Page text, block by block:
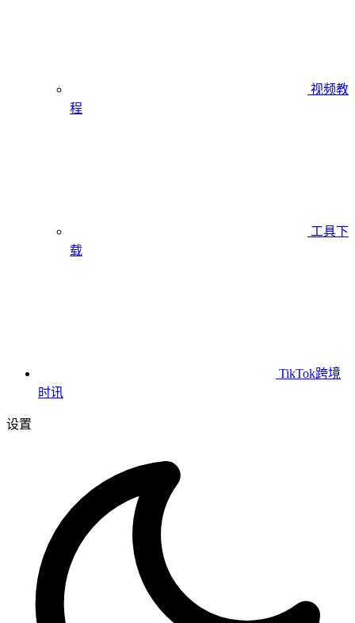
视频教
程
工具下
载
TikTok跨境
时讯
设置